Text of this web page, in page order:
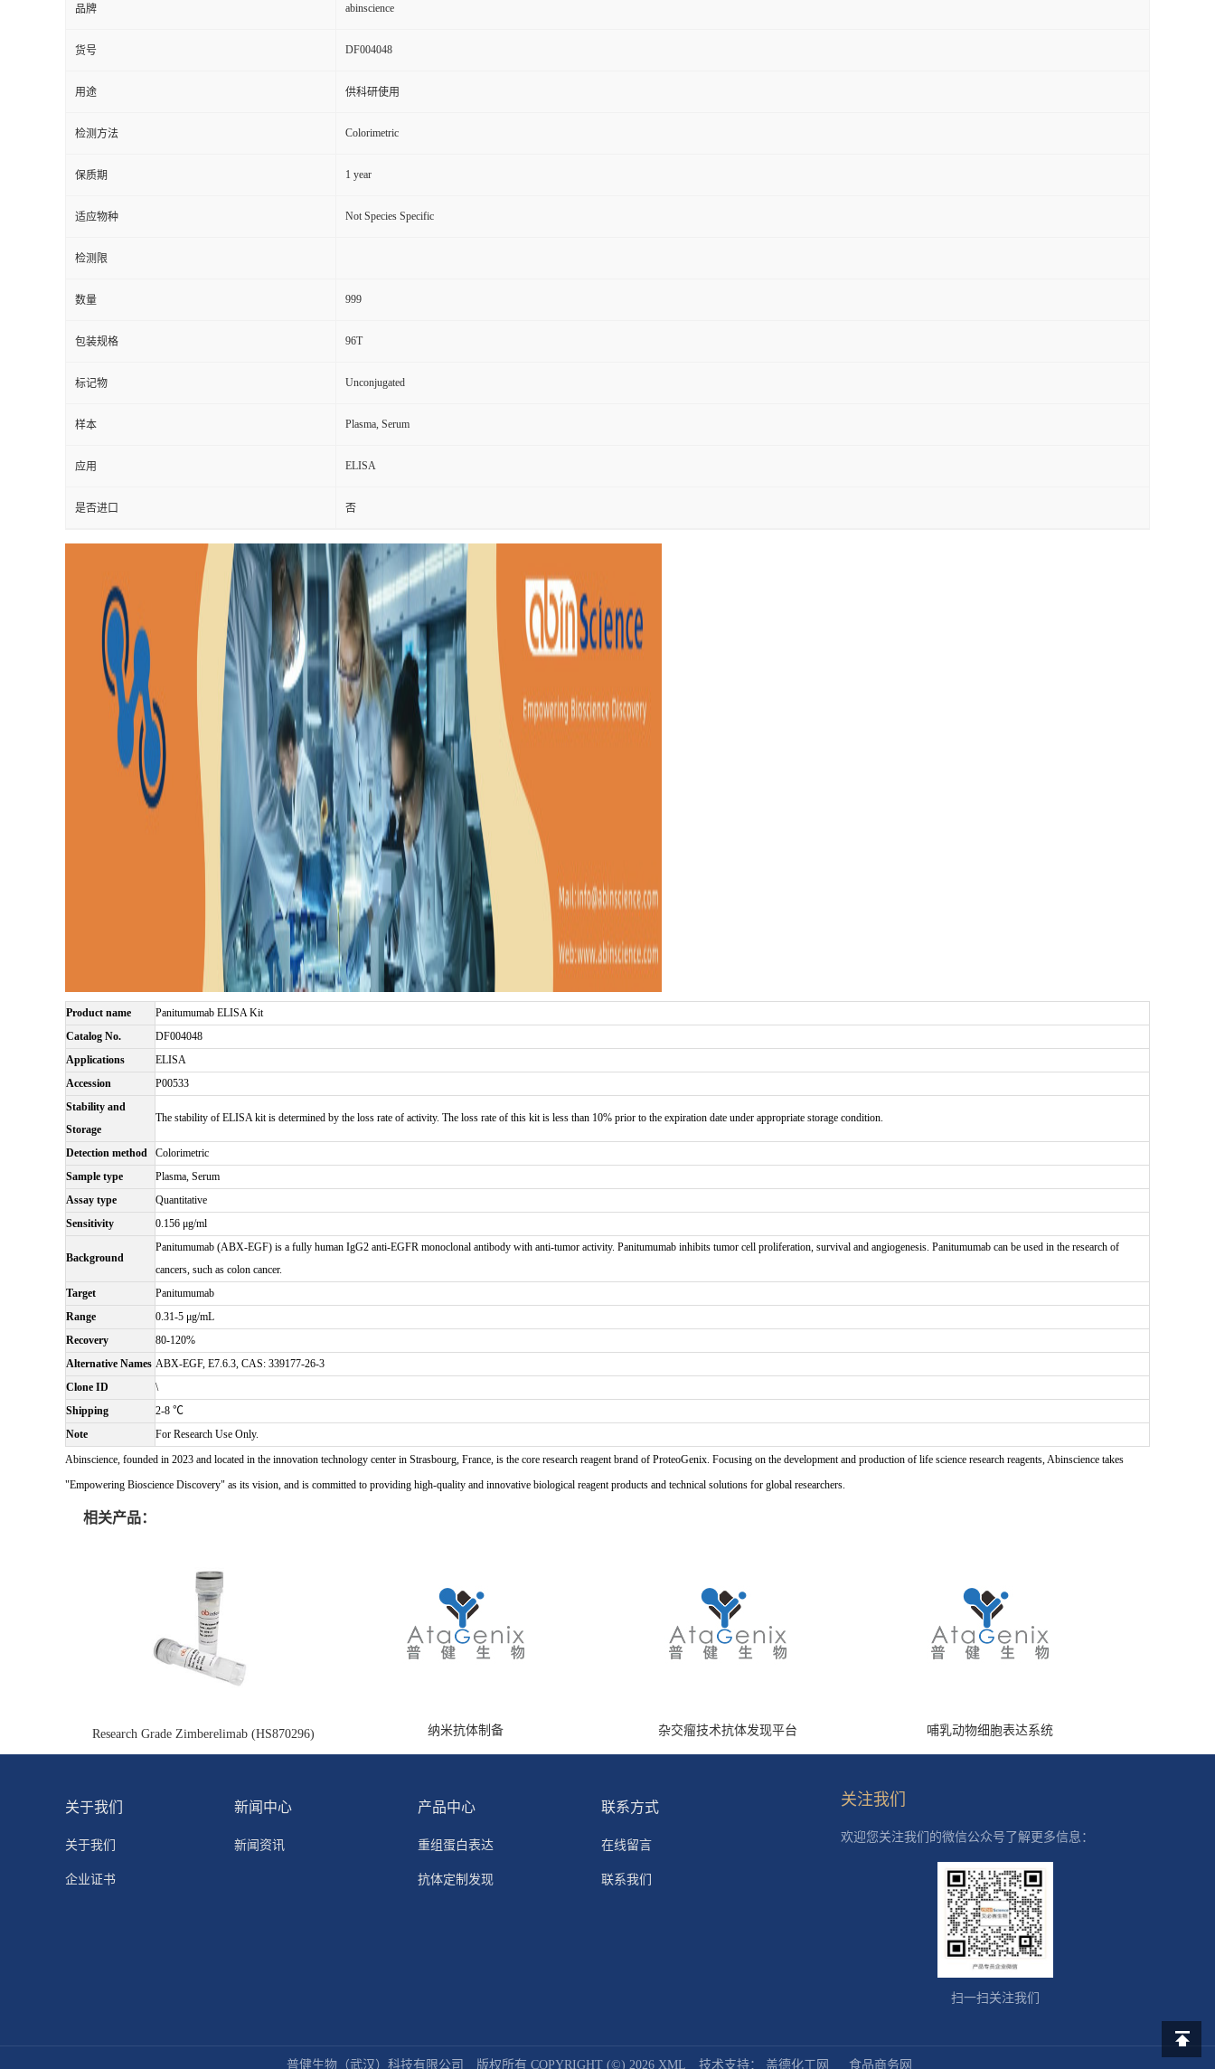
品牌 abinscience
货号 DF004048
用途 供科研使用
检测方法 Colorimetric
保质期 1 year
适应物种 Not Species Specific
检测限
数量 999
包装规格 96T
标记物 Unconjugated
样本 Plasma, Serum
应用 ELISA
是否进口 否
Product name
Panitumumab ELISA Kit
Catalog No.
DF004048
Applications
ELISA
Accession
P00533
Stability and
Storage
The stability of ELISA kit is determined by the loss rate of activity. The loss rate of this kit is less than 10% prior to the expiration date under appropriate storage condition.
Detection method
Colorimetric
Sample type
Plasma, Serum
Assay type
Quantitative
Sensitivity
0.156 μg/ml
Background
Panitumumab (ABX-EGF) is a fully human IgG2 anti-EGFR monoclonal antibody with anti-tumor activity. Panitumumab inhibits tumor cell proliferation, survival and angiogenesis. Panitumumab can be used in the research of
cancers, such as colon cancer.
Target
Panitumumab
Range
0.31-5 μg/mL
Recovery
80-120%
Alternative Names ABX-EGF, E7.6.3, CAS: 339177-26-3
Clone ID
\
Shipping
2-8 ℃
Note
For Research Use Only.
Abinscience, founded in 2023 and located in the innovation technology center in Strasbourg, France, is the core research reagent brand of ProteoGenix. Focusing on the development and production of life science research reagents, Abinscience takes
"Empowering Bioscience Discovery" as its vision, and is committed to providing high-quality and innovative biological reagent products and technical solutions for global researchers.
相关产品：
Research Grade Zimberelimab (HS870296) 纳米抗体制备 杂交瘤技术抗体发现平台 哺乳动物细胞表达系统
关于我们
关于我们
企业证书
新闻中心
新闻资讯
产品中心
重组蛋白表达
抗体定制发现
联系方式
在线留言
联系我们
关注我们
欢迎您关注我们的微信公众号了解更多信息：
扫一扫关注我们
普健生物（武汉）科技有限公司 版权所有 COPYRIGHT (©) 2026 XML 技术支持： 盖德化工网 食品商务网